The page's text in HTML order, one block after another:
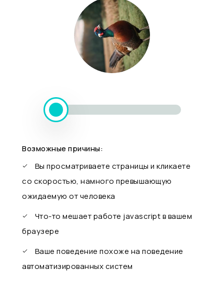
Возможные причины:
Вы просматриваете страницы и кликаете
со скоростью, намного превышающую
ожидаемую от человека
Что-то мешает работе javascript в вашем
браузере
Ваше поведение похоже на поведение
автоматизированных систем